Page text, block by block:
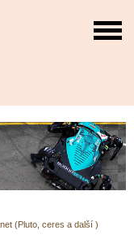
(Pluto, ceres a další )